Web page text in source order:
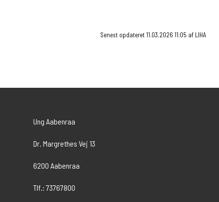
Senest opdateret 11.03.2026 11:05 af LIHA
Ung Aabenraa
Dr. Margrethes Vej 13
6200 Aabenraa
Tlf.: 73767800